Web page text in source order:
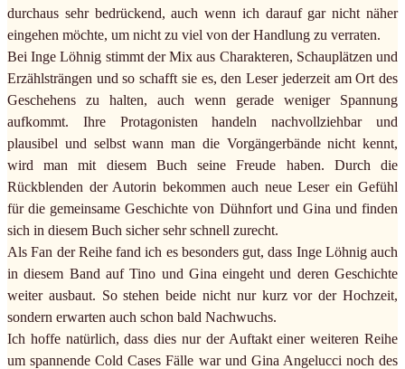
durchaus sehr bedrückend, auch wenn ich darauf gar nicht näher
eingehen möchte, um nicht zu viel von der Handlung zu verraten.
Bei Inge Löhnig stimmt der Mix aus Charakteren, Schauplätzen und
Erzählsträngen und so schafft sie es, den Leser jederzeit am Ort des
Geschehens zu halten, auch wenn gerade weniger Spannung
aufkommt. Ihre Protagonisten handeln nachvollziehbar und
plausibel und selbst wann man die Vorgängerbände nicht kennt,
wird man mit diesem Buch seine Freude haben. Durch die
Rückblenden der Autorin bekommen auch neue Leser ein Gefühl
für die gemeinsame Geschichte von Dühnfort und Gina und finden
sich in diesem Buch sicher sehr schnell zurecht.
Als Fan der Reihe fand ich es besonders gut, dass Inge Löhnig auch
in diesem Band auf Tino und Gina eingeht und deren Geschichte
weiter ausbaut. So stehen beide nicht nur kurz vor der Hochzeit,
sondern erwarten auch schon bald Nachwuchs.
Ich hoffe natürlich, dass dies nur der Auftakt einer weiteren Reihe
um spannende Cold Cases Fälle war und Gina Angelucci noch des